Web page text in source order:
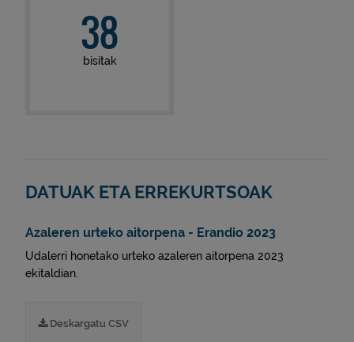
38
bisitak
DATUAK ETA ERREKURTSOAK
Azaleren urteko aitorpena - Erandio 2023
Udalerri honetako urteko azaleren aitorpena 2023
ekitaldian.
Deskargatu CSV